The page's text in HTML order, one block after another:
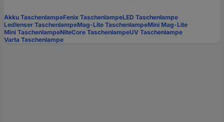
Akku TaschenlampeFenix TaschenlampeLED Taschenlampe
Ledlenser TaschenlampeMag-Lite TaschenlampeMini Mag-Lite
Mini TaschenlampeNiteCore TaschenlampeUV Taschenlampe
Varta Taschenlampe